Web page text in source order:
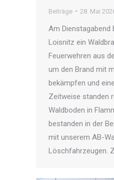
Beiträge 28. Mai
Am Dienstagabend
Loisnitz ein
Feuerwehren aus
um den Brand mit
bekämpfen und
Zeitweise standen
Waldboden in
bestanden in der
mit unserem AB-
Löschfahrzeugen.